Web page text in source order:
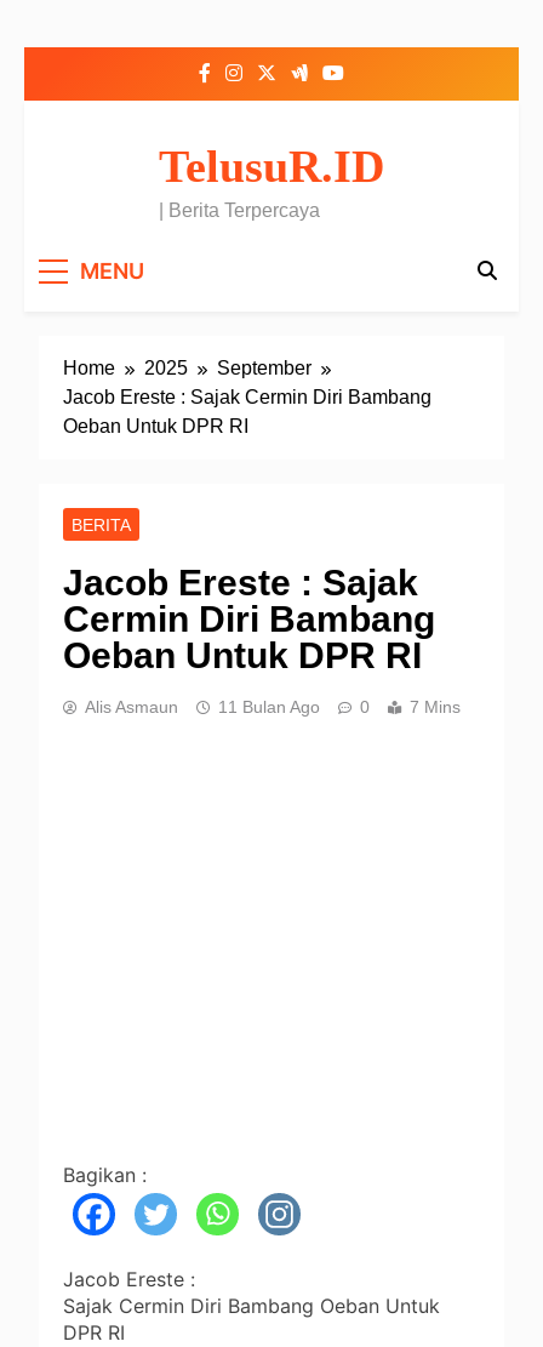
TelusuR.ID
| Berita Terpercaya
MENU
Home 2025
September
Jacob Ereste : Sajak Cermin Diri Bambang
Oeban Untuk DPR RI
BERITA
Jacob Ereste : Sajak
Cermin Diri Bambang
Oeban Untuk DPR RI
Alis Asmaun 11 Bulan Ago 0 7 Mins
Bagikan :
Jacob Ereste :
Sajak Cermin Diri Bambang Oeban Untuk
DPR RI